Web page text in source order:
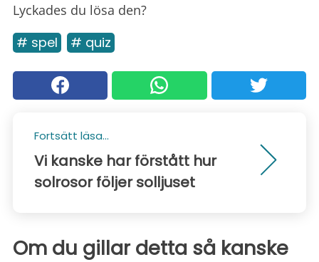
Lyckades du lösa den?
# spel # quiz
Fortsätt läsa...
Vi kanske har förstått hur
solrosor följer solljuset
Om du gillar detta så kanske